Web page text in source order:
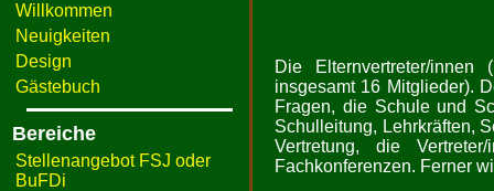
Willkommen
Neuigkeiten
Design
Gästebuch
Bereiche
Stellenangebot FSJ oder
BuFDi
Die Elternvertreter/
insgesamt 16 Mitglieder).
Fragen, die Schule und
Schulleitung, Lehrkräften,
Vertretung, die
Fachkonferenzen. Ferner